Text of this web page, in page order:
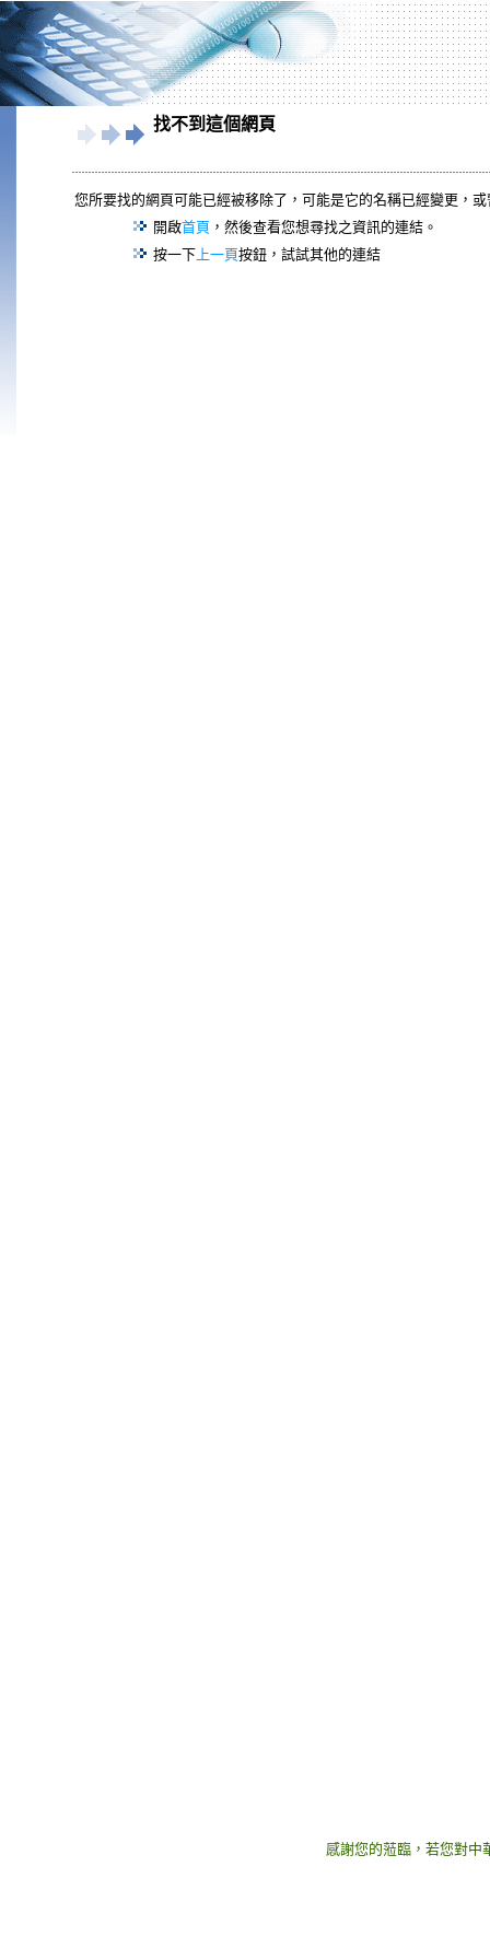
找不到這個網頁
您所要找的網頁可能已經被移除了，可能是它的名稱已經變更，
開啟首頁 ，然後查看您想尋找之資訊的連結。
按一下上一頁按鈕，試試其他的連結
感謝您的蒞臨，若您對中